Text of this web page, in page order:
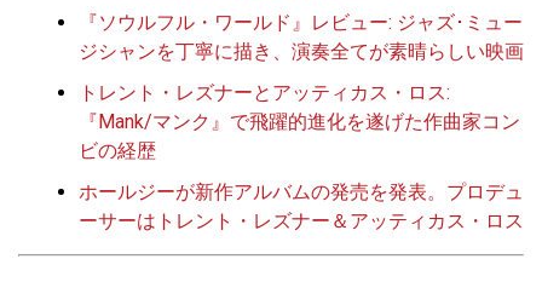
『ソウルフル・ワールド』レビュー: ジャズ･ミュー
ジシャンを丁寧に描き、演奏全てが素晴らしい映画
トレント・レズナーとアッティカス・ロス:
『Mank/マンク』で飛躍的進化を遂げた作曲家コン
ビの経歴
ホールジーが新作アルバムの発売を発表。プロデュ
ーサーはトレント・レズナー＆アッティカス・ロス